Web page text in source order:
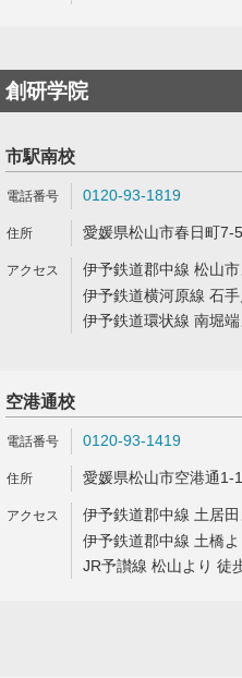
創研学院
市駅南校
0120-93-1819
愛媛県松山市春日町7-
伊予鉄道郡中線 松山
伊予鉄道横河原線 石
伊予鉄道環状線 南堀
空港通校
0120-93-1419
愛媛県松山市空港通1-
伊予鉄道郡中線 土居
伊予鉄道郡中線 土橋
JR予讃線 松山より 徒